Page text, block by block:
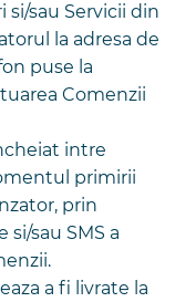
sau Servicii din
la adresa de
puse la
Comenzii
intre
primirii
prin
sau SMS a
a fi livrate la